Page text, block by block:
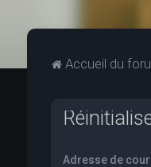
Accueil du
Adresse de